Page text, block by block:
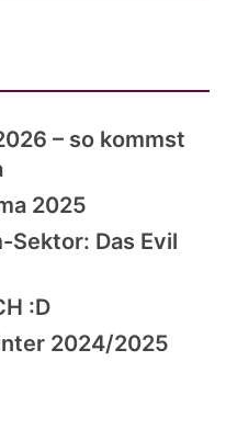
– so kommst
2025
Sektor: Das Evil
:D
2024/2025